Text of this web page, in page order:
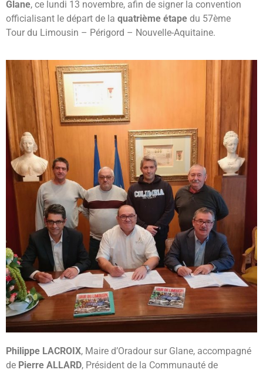
D'ORADOUR !
Glane, ce lundi 13 novembre, afin de signer la convention
officialisant le départ de la quatrième étape du 57ème
Tour du Limousin – Périgord – Nouvelle-Aquitaine.
Philippe LACROIX, Maire d’Oradour sur Glane, accompagné
de Pierre ALLARD, Président de la Communauté de